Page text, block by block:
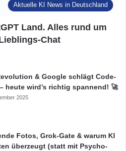
Aktuelle KI News in Deutschland
Land. Alles rund um
Chat
& Google schlägt Code-
heute wird’s richtig spannend! 🚀
2025
Fotos, Grok-Gate & warum KI
überzeugt (statt mit Psycho-